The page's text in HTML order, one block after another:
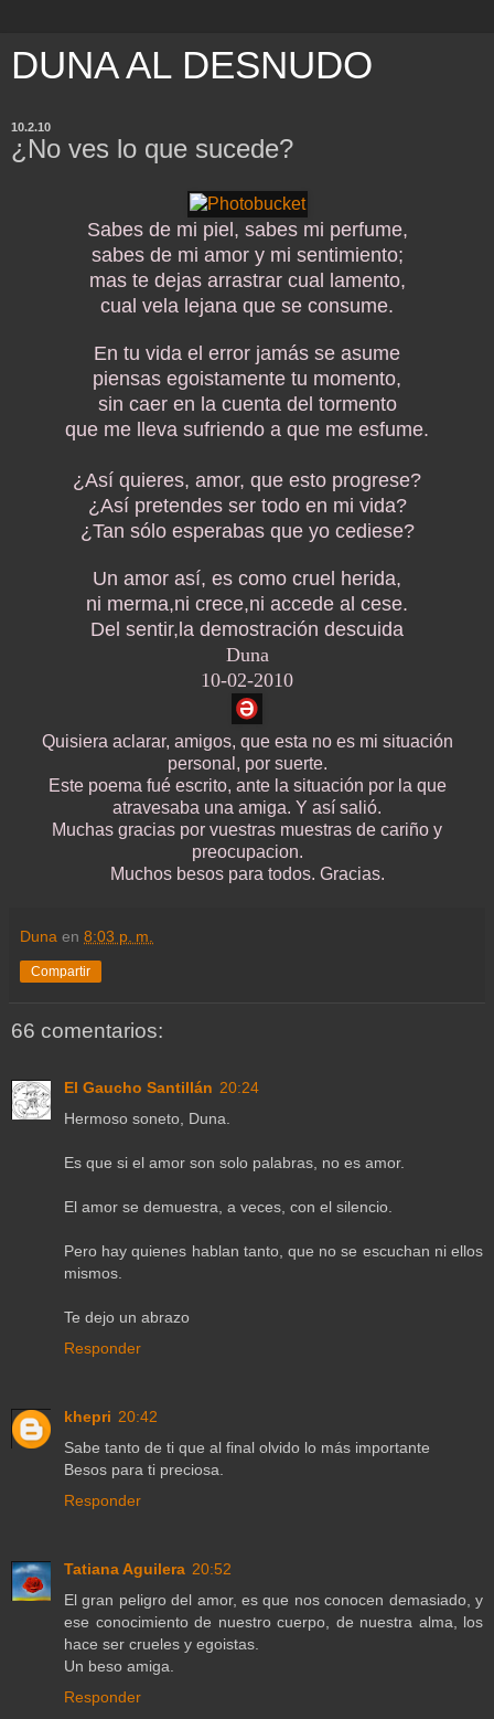
DUNA AL DESNUDO
10.2.10
¿No ves lo que sucede?
Sabes de mi piel, sabes mi perfume,
sabes de mi amor y mi sentimiento;
mas te dejas arrastrar cual lamento,
cual vela lejana que se consume.
En tu vida el error jamás se asume
piensas egoistamente tu momento,
sin caer en la cuenta del tormento
que me lleva sufriendo a que me esfume.
¿Así quieres, amor, que esto progrese?
¿Así pretendes ser todo en mi vida?
¿Tan sólo esperabas que yo cediese?
Un amor así, es como cruel herida,
ni merma,ni crece,ni accede al cese.
Del sentir,la demostración descuida
Duna
10-02-2010
Quisiera aclarar, amigos, que esta no es mi situación
personal, por suerte.
Este poema fué escrito, ante la situación por la que
atravesaba una amiga. Y así salió.
Muchas gracias por vuestras muestras de cariño y
preocupacion.
Muchos besos para todos. Gracias.
Duna en 8:03 p. m.
Compartir
66 comentarios:
El Gaucho Santillán 20:24
Hermoso soneto, Duna.
Es que si el amor son solo palabras, no es amor.
El amor se demuestra, a veces, con el silencio.
Pero hay quienes hablan tanto, que no se escuchan ni ellos
mismos.
Te dejo un abrazo
Responder
khepri 20:42
Sabe tanto de ti que al final olvido lo más importante
Besos para ti preciosa.
Responder
Tatiana Aguilera 20:52
El gran peligro del amor, es que nos conocen demasiado, y
ese conocimiento de nuestro cuerpo, de nuestra alma, los
hace ser crueles y egoistas.
Un beso amiga.
Responder